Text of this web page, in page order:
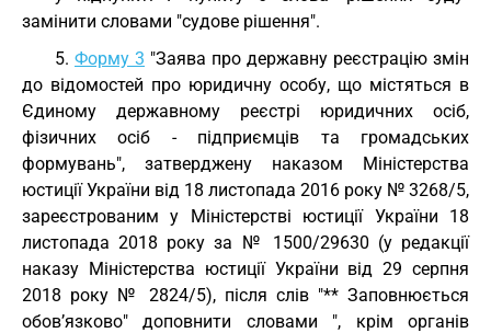
замінити словами "судове рішення".
5. Форму 3 "Заява про державну реєстрацію змін
до відомостей про юридичну особу, що містяться в
Єдиному державному реєстрі юридичних осіб,
фізичних осіб - підприємців та громадських
формувань", затверджену наказом Міністерства
юстиції України від 18 листопада 2016 року № 3268/5,
зареєстрованим у Міністерстві юстиції України 18
листопада 2018 року за № 1500/29630 (у редакції
наказу Міністерства юстиції України від 29 серпня
2018 року № 2824/5), після слів "** Заповнюється
обов’язково" доповнити словами ", крім органів